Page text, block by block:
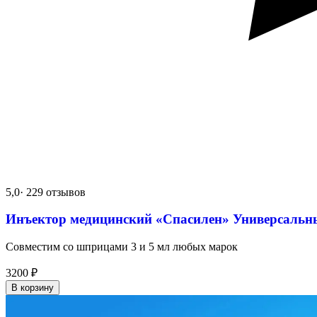
5,0· 229 отзывов
Инъектор медицинский «Спасилен»
Совместим со шприцами 3 и 5 мл любых марок
3200 ₽
В корзину